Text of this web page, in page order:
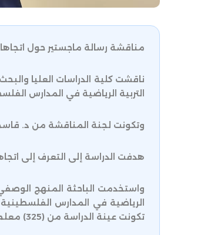
مناقشة رسالة ماجستير حول
ناقشت كلية الدراسات العليا
التربية الرياضية في المدارس
وتكونت لجنة المناقشة من د.
هدفت الدراسة إلى التعرف إلى
واستخدمت الباحثة المنهج
تكونت عينة الدراسة من (325) معلم ومعلمة، تم اختيارهن بالطريقة العشوائية الطبقية.